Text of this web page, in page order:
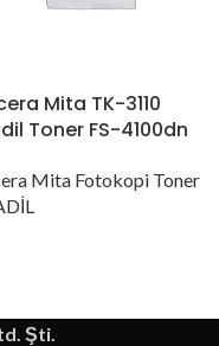
Mita TK-3110
Toner FS-4100dn
Mita Fotokopi Toner
Şti.